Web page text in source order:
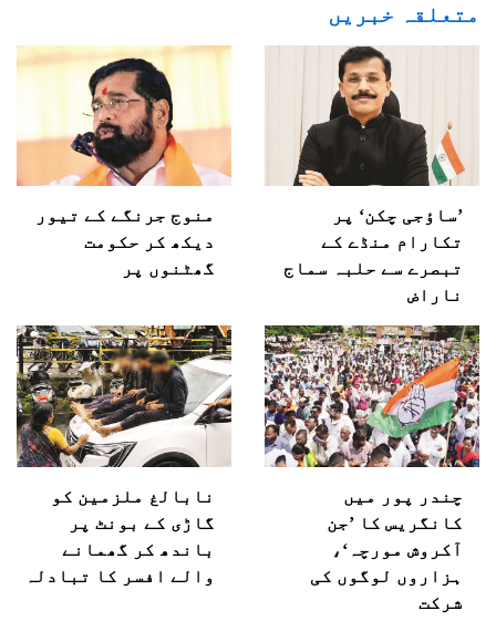
متعلقہ خبریں
’ساؤجی چکن‘ پر
تکارام منڈے کے
تبصرے سے حلبہ سماج
ناراض
منوج جرنگے کے تیور
دیکھ کر حکومت
گھٹنوں پر
چندر پور میں
کانگریس کا ’جن
آکروش مورچہ‘،
ہزاروں لوگوں کی
شرکت
نابالغ ملزمین کو
گاڑی کے بونٹ پر
باندھ کر گھمانے
والے افسر کا تبادلہ